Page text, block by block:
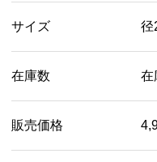
サイズ 径
在庫数 在
販売価格